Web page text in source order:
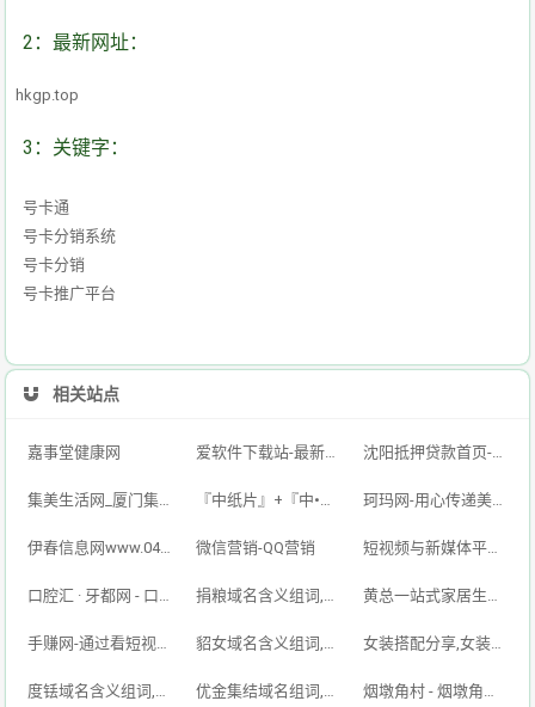
2：最新网址：
hkgp.top
3：关键字：
号卡通
号卡分销系统
号卡分销
号卡推广平台
相关站点
嘉事堂健康网 爱软件下载站-最新的手机软件,好玩的手机游戏,免费的绿色电脑软件下载平台 沈阳抵押贷款首页-银行房产抵押贷款及个人房屋二次抵押贷款-「单签不验点不看征信」
集美生活网_厦门集美区信息网|集美分类信息|集美便民网|集美本地生活网|集美区分类信息门户网站 『中纸片』+『中•ARM』-云验证 | 在线身份验证解决方案 珂玛网-用心传递美好生活
伊春信息网www.0458ds.com 免费发布各类供求信息! 微信营销-QQ营销 短视频与新媒体平台综合服务｜抖音·快手·小红书·视频号·微博·社区货源站
口腔汇 · 牙都网 - 口腔行业信息门户平台 捐粮域名含义组词,捐粮网,juanliang.com 黄总一站式家居生活,黄总网,www.huangzong.com
手赚网-通过看短视频广告做任务赚钱App-乐赚呗 貂女域名含义组词,貂女网,diaonv.com 女装搭配分享,女装网,nǚzhuāng.com
度铥域名含义组词,度铥网,dudiu.com 优金集结域名组词,优金集结,www.ujjj.cn 烟墩角村 - 烟墩角天鹅湖联合国世界最佳旅游乡村